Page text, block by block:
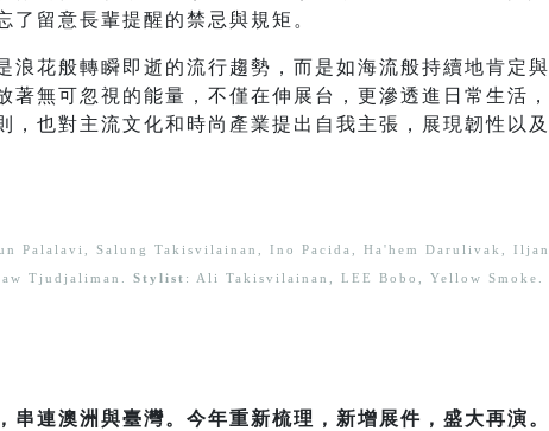
留意長輩提醒的禁忌與規矩。
浪花般轉瞬即逝的流行趨勢，而是如海流般持續地肯定與
無可忽視的能量，不僅在伸展台，更滲透進日常生活，
也對主流文化和時尚產業提出自我主張，展現韌性以及
Palalavi, Salung Takisvilainan, Ino Pacida, Ha'hem Darulivak, Iljan
Tjudjaliman. Stylist : Ali Takisvilainan, LEE Bobo, Yellow Smoke.
連澳洲與臺灣。今年重新梳理，新增展件，盛大再演。